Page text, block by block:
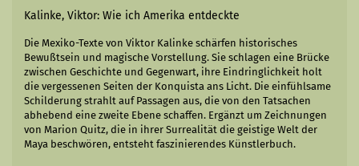
Kalinke, Viktor: Wie ich Amerika entdeckte
Die Mexiko-Texte von Viktor Kalinke schärfen historisches
Bewußtsein und magische Vorstellung. Sie schlagen eine Brücke
zwischen Geschichte und Gegenwart, ihre Eindringlichkeit holt
die vergessenen Seiten der Konquista ans Licht. Die einfühlsame
Schilderung strahlt auf Passagen aus, die von den Tatsachen
abhebend eine zweite Ebene schaffen. Ergänzt um Zeichnungen
von Marion Quitz, die in ihrer Surrealität die geistige Welt der
Maya beschwören, entsteht faszinierendes Künstlerbuch.